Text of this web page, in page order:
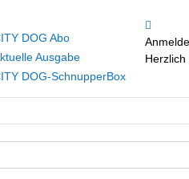
DOG Abo
Ausgabe
DOG-SchnupperBox